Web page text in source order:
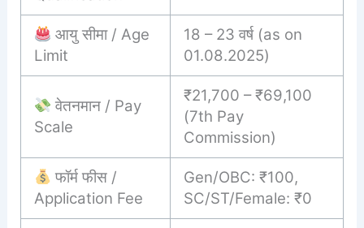
आयु सीमा / Age
Limit
18 – 23 वर्ष (as on
01.08.2025)
वेतनमान / Pay
Scale
₹21,700 – ₹69,100
(7th Pay
Commission)
फॉर्म फीस /
Application Fee
Gen/OBC: ₹100,
SC/ST/Female: ₹0